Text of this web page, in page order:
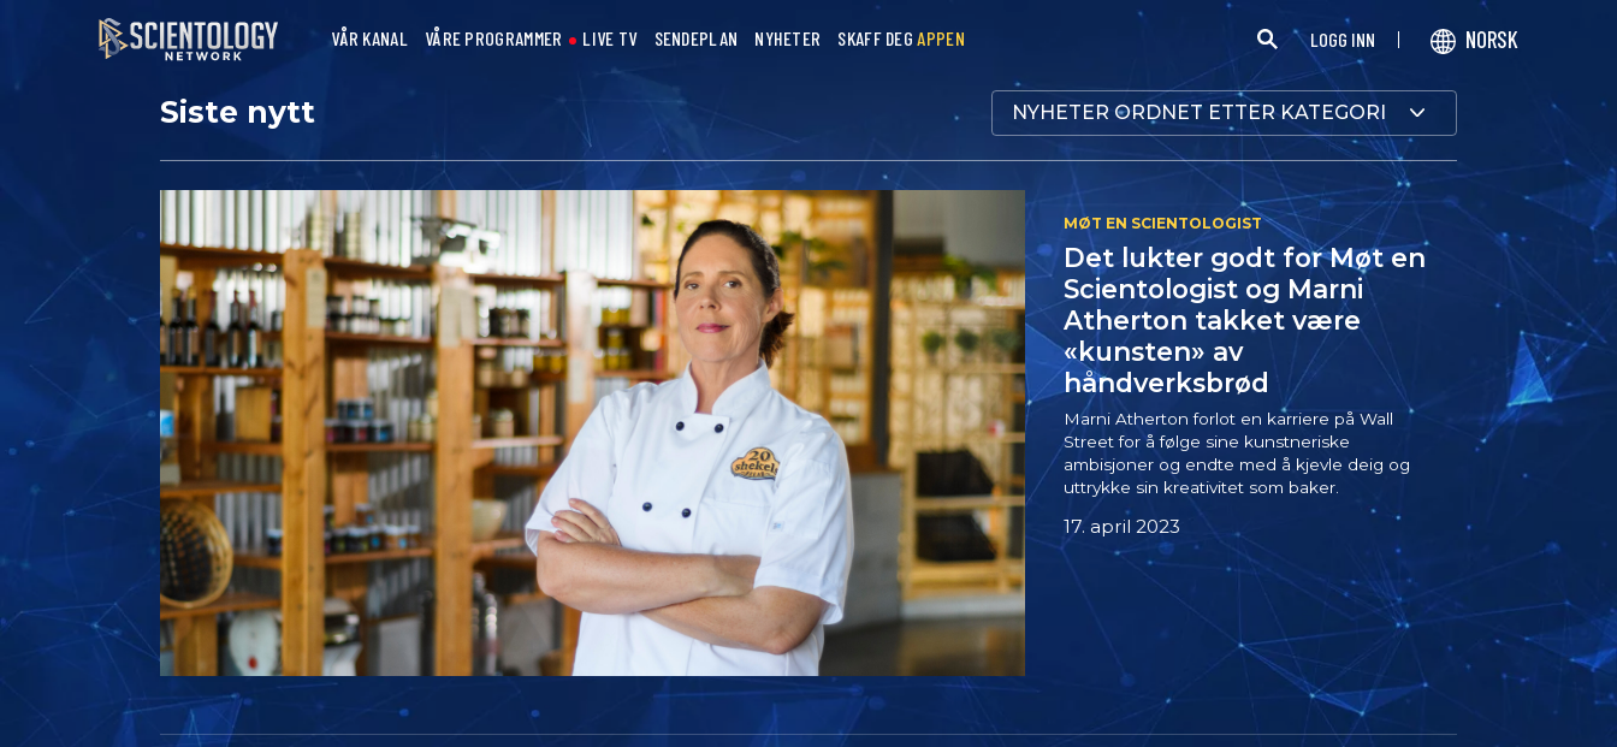
VÅR KANAL VÅRE PROGRAMMER LIVE TV SENDEPLAN NYHETER SKAFF DEGAPPEN LOGG INN NORSK
Siste nytt NYHETER ORDNET ETTER KATEGORI
MØT EN SCIENTOLOGIST ‏
Det lukter godt for Møt en
Scientologist og Marni
Atherton takket være
«kunsten» av
håndverksbrød
Marni Atherton forlot en karriere på Wall
Street for å følge sine kunstneriske
ambisjoner og endte med å kjevle deig og
uttrykke sin kreativitet som baker.
17. april 2023